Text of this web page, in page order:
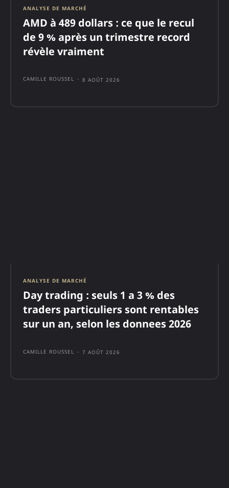
ANALYSE DE MARCHÉ
AMD à 489 dollars : ce que le recul
de 9 % après un trimestre record
révèle vraiment
CAMILLE ROUSSEL - 8 AOÛT 2026
ANALYSE DE MARCHÉ
Day trading : seuls 1 a 3 % des
traders particuliers sont rentables
sur un an, selon les donnees 2026
CAMILLE ROUSSEL - 7 AOÛT 2026